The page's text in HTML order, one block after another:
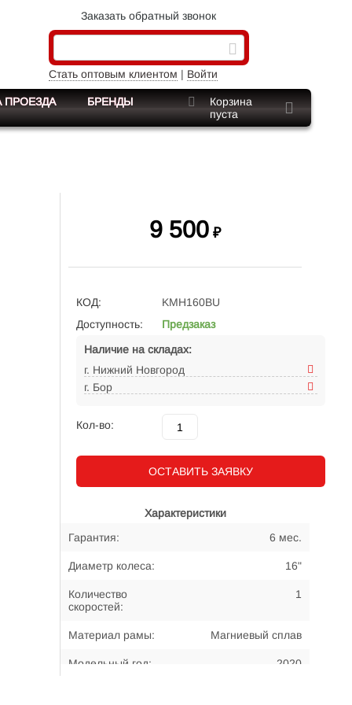
Заказать обратный звонок
Стать оптовым клиентом | Войти
ПРОЕЗДА БРЕНДЫ
Корзина
пуста
9 500 ₽
КОД:
KMH160BU
Доступность:
Предзаказ
Наличие на складах:
г. Нижний Новгород
г. Бор
Кол-во:
ОСТАВИТЬ ЗАЯВКУ
Характеристики
Гарантия:
6 мес.
Диаметр колеса: 16"
Количество
скоростей:
1
Материал рамы: Магниевый сплав
Модельный год: 2020